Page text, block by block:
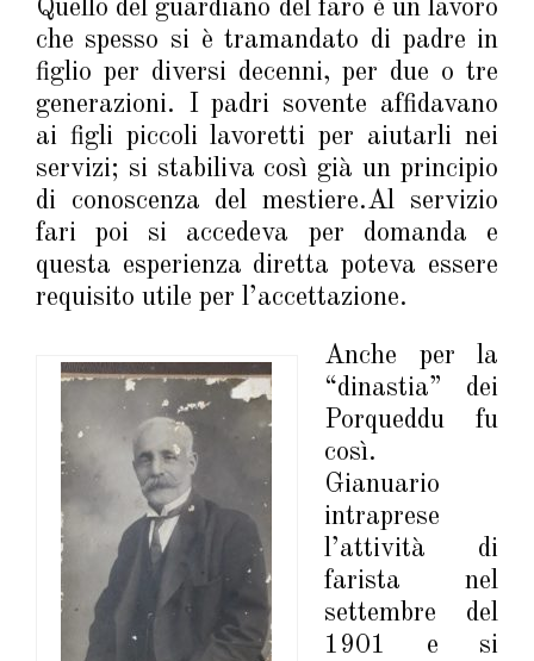
Quello del guardiano del faro è un lavoro
che spesso si è tramandato di padre in
figlio per diversi decenni, per due o tre
generazioni. I padri sovente affidavano
ai figli piccoli lavoretti per aiutarli nei
servizi; si stabiliva così già un principio
di conoscenza del mestiere.Al servizio
fari poi si accedeva per domanda e
questa esperienza diretta poteva essere
requisito utile per l’accettazione.
Anche per la
“dinastia” dei
Porqueddu fu
così.
Gianuario
intraprese
l’attività di
farista nel
settembre del
1901 e si